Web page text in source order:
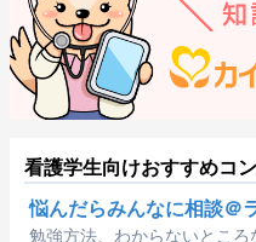
看護学生向けおすすめコ
悩んだらみんなに相談＠
勉強方法、わからないところ